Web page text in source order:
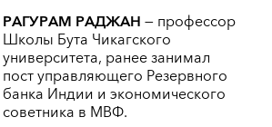
РАГУРАМ РАДЖАН— профессор
Школы Бута Чикагского
университета, ранее занимал
пост управляющего Резервного
банка Индии и экономического
советника в МВФ.